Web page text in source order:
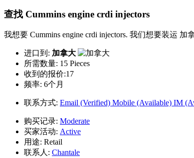
查找 Cummins engine crdi injectors
我想要 Cummins engine crdi injectors. 我们想要装运
进口到: 加拿大
所需数量: 15 Pieces
收到的报价:17
频率: 6个月
联系方式: Email (Verified) Mobile (Available) IM
购买记录: Moderate
买家活动: Active
用途: Retail
联系人: Chantale